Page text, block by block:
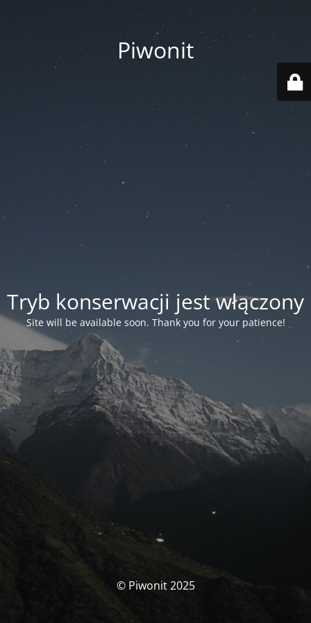
Piwonit
Tryb konserwacji jest włączony
Site will be available soon. Thank you for your patience!
© Piwonit 2025